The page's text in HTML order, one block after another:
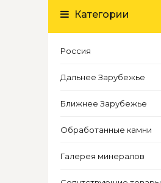
Категории
Россия
Дальнее Зарубежье
Ближнее Зарубежье
Обработанные камни
Галерея минералов